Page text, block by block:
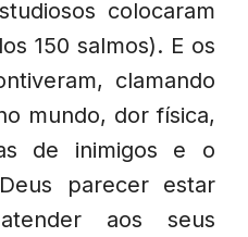
colocaram
150 salmos). E os
clamando
mundo, dor física,
de inimigos e o
parecer estar
aos seus